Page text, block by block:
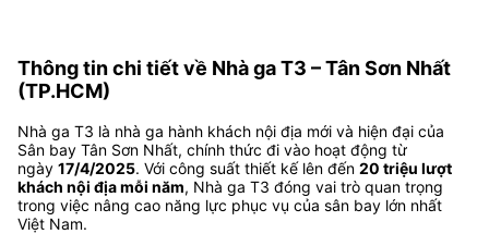
Thông tin chi tiết về Nhà ga T3 – Tân Sơn Nhất
(TP.HCM)
Nhà ga T3 là nhà ga hành khách nội địa mới và hiện đại của
Sân bay Tân Sơn Nhất, chính thức đi vào hoạt động từ
ngày 17/4/2025. Với công suất thiết kế lên đến 20 triệu lượt
khách nội địa mỗi năm, Nhà ga T3 đóng vai trò quan trọng
trong việc nâng cao năng lực phục vụ của sân bay lớn nhất
Việt Nam.